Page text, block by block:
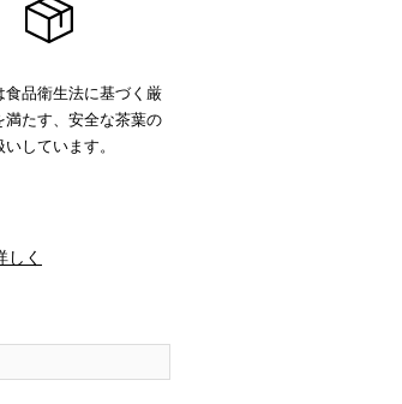
食品衛生法に基づく厳
満たす、安全な茶葉の
しています。
しく